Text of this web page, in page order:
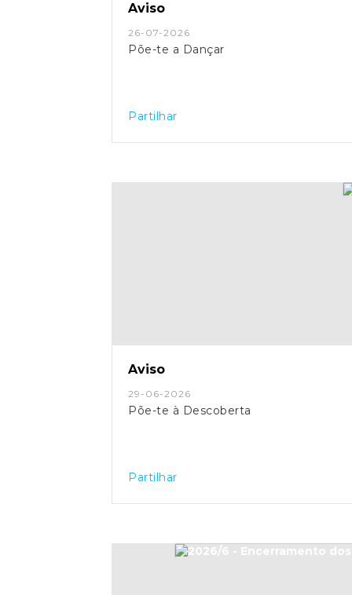
Aviso
26-07-2026
Põe-te a Dançar
Partilhar
Aviso
29-06-2026
Põe-te à Descoberta
Partilhar